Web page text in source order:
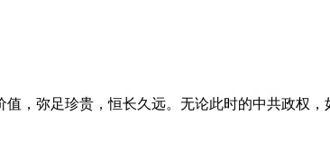
，弥足珍贵，恒长久远。无论此时的中共政权，